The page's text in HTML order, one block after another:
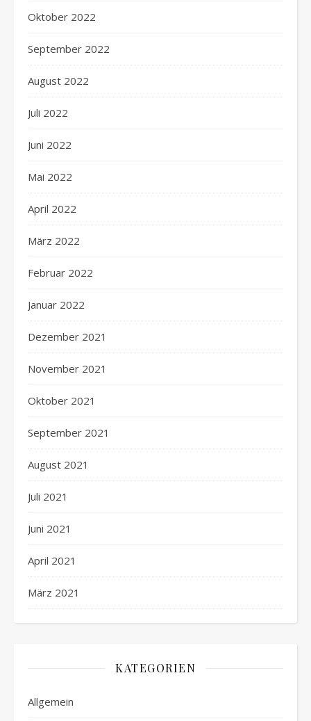
Oktober 2022
September 2022
August 2022
Juli 2022
Juni 2022
Mai 2022
April 2022
März 2022
Februar 2022
Januar 2022
Dezember 2021
November 2021
Oktober 2021
September 2021
August 2021
Juli 2021
Juni 2021
April 2021
März 2021
KATEGORIEN
Allgemein